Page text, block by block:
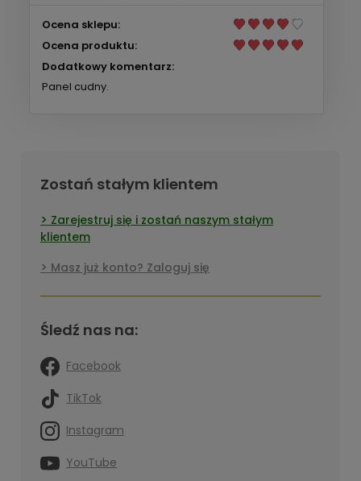
Ocena sklepu:
Ocena produktu:
Dodatkowy komentarz:
Panel cudny.
Zostań stałym klientem
Zarejestruj się i zostań naszym stałym
klientem
Masz już konto? Zaloguj się
Śledź nas na:
Facebook
TikTok
Instagram
YouTube